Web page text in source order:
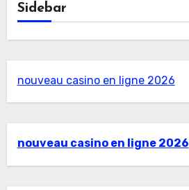
Sidebar
nouveau casino en ligne 2026
nouveau casino en ligne 2026